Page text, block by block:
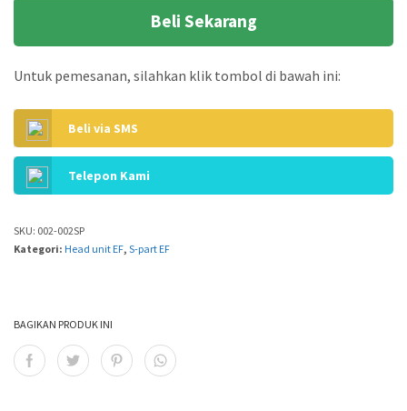
Beli Sekarang
Untuk pemesanan, silahkan klik tombol di bawah ini:
Beli via SMS
Telepon Kami
SKU: 002-002SP
Kategori: Head unit EF, S-part EF
BAGIKAN PRODUK INI